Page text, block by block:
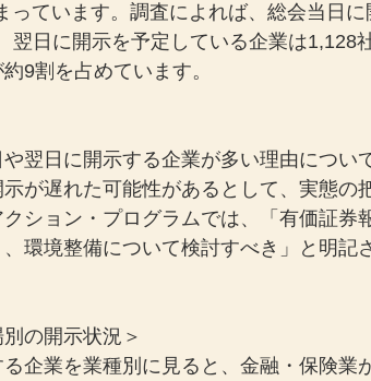
っています。調査によれば、総会当日
翌日に開示を予定している企業は1,128
9割を占めています。
翌日に開示する企業が多い理由につい
が遅れた可能性があるとして、実態の
ション・プログラムでは、「有価証券
環境整備について検討すべき」と明記
の開示状況＞
企業を業種別に見ると、金融・保険業